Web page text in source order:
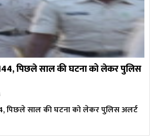
पिछले साल की घटना को लेकर पुलिस
पिछले साल की घटना को लेकर पुलिस अलर्ट